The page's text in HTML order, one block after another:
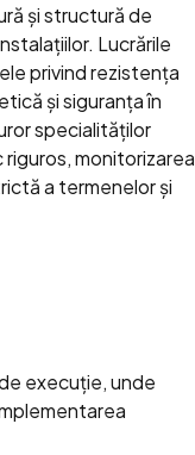
și structură de
Lucrările
privind rezistența
și siguranța în
specialităților
monitorizarea
a termenelor și
execuție, unde